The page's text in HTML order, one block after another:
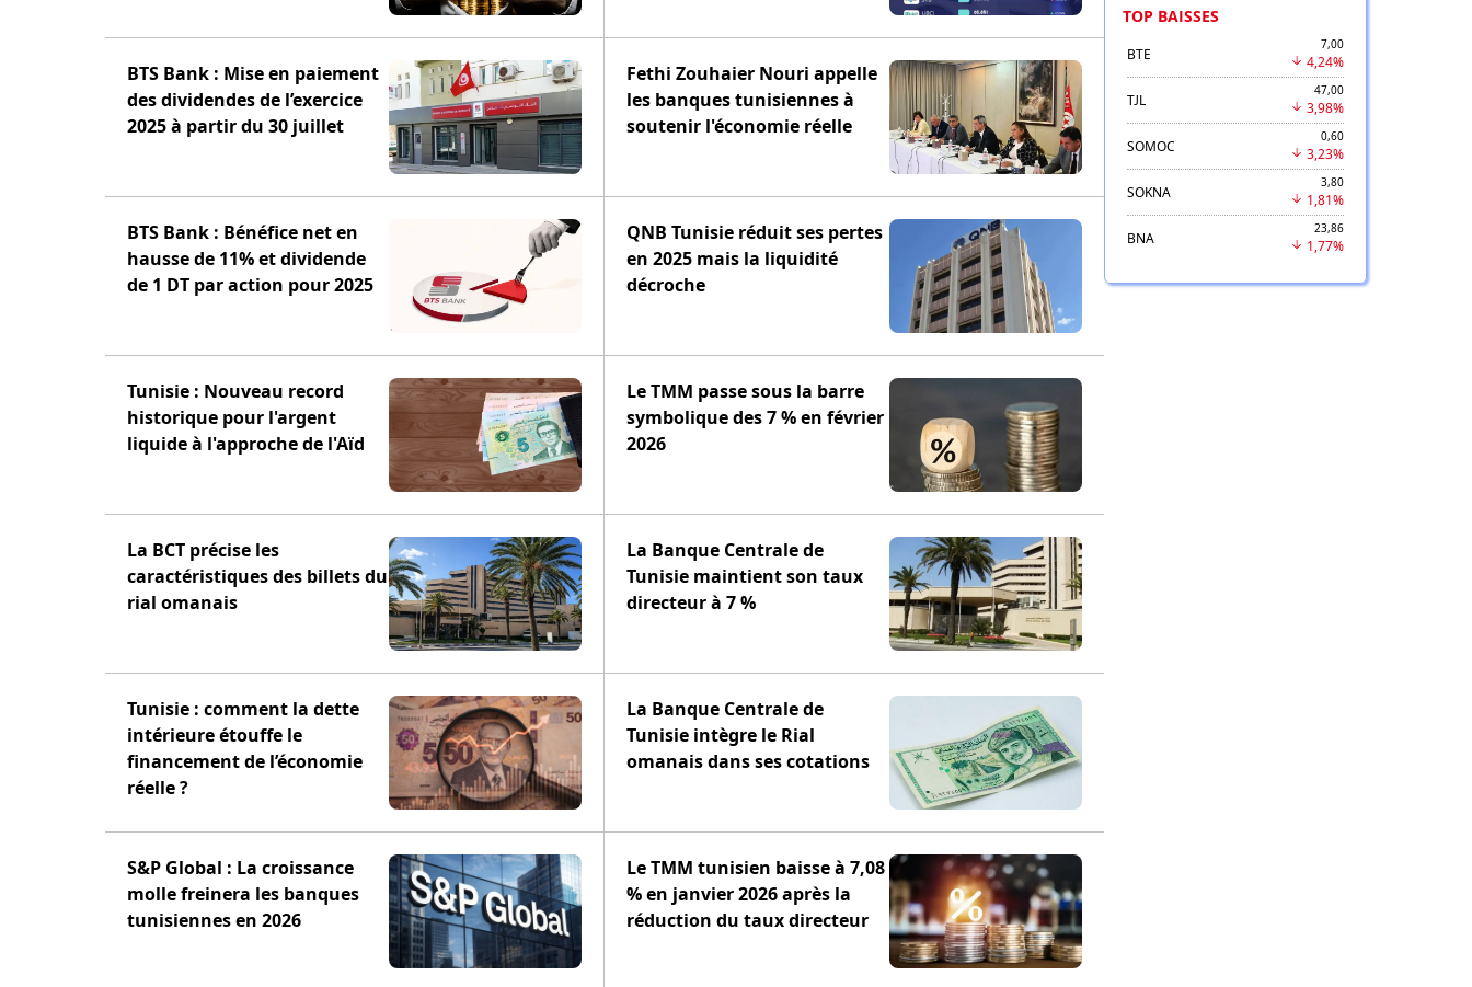
BTS Bank : Mise en paiement
des dividendes de l’exercice
2025 à partir du 30 juillet
Fethi Zouhaier Nouri appelle
les banques tunisiennes à
soutenir l'économie réelle
BTS Bank : Bénéfice net en
hausse de 11% et dividende
de 1 DT par action pour 2025
QNB Tunisie réduit ses pertes
en 2025 mais la liquidité
décroche
Tunisie : Nouveau record
historique pour l'argent
liquide à l'approche de l'Aïd
Le TMM passe sous la barre
symbolique des 7 % en février
2026
La BCT précise les
caractéristiques des billets du
rial omanais
La Banque Centrale de
Tunisie maintient son taux
directeur à 7 %
Tunisie : comment la dette
intérieure étouffe le
financement de l’économie
réelle ?
La Banque Centrale de
Tunisie intègre le Rial
omanais dans ses cotations
S&P Global : La croissance
molle freinera les banques
tunisiennes en 2026
Le TMM tunisien baisse à 7,08
% en janvier 2026 après la
réduction du taux directeur
TOP BAISSES
BTE
7,00
4,24%
TJL
47,00
3,98%
SOMOC
0,60
3,23%
SOKNA
3,80
1,81%
BNA
23,86
1,77%